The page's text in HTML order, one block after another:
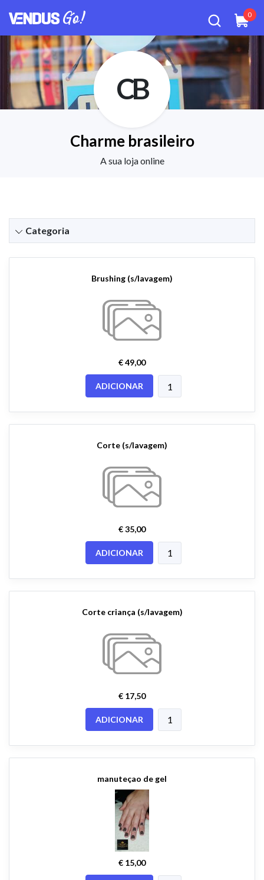
0
CB
Charme brasileiro
A sua loja online
Categoria
Brushing (s/lavagem)
€ 49,00
ADICIONAR
Corte (s/lavagem)
€ 35,00
ADICIONAR
Corte criança (s/lavagem)
€ 17,50
ADICIONAR
manuteçao de gel
€ 15,00